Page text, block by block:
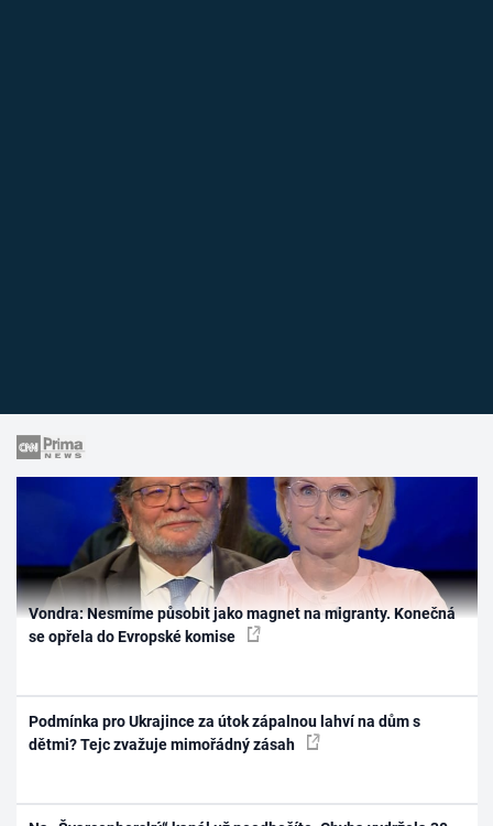
Vondra: Nesmíme působit jako magnet na migranty. Konečná
se opřela do Evropské komise
Podmínka pro Ukrajince za útok zápalnou lahví na dům s
dětmi? Tejc zvažuje mimořádný zásah